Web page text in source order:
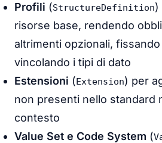
Profili (StructureDefinition)
risorse base, rendendo
altrimenti opzionali,
vincolando i tipi di dato
Estensioni (Extension) per
non presenti nello standard
contesto
Value Set e Code System (